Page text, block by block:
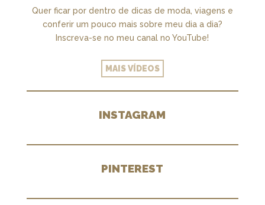
Quer ficar por dentro de dicas de moda, viagens e
conferir um pouco mais sobre meu dia a dia?
Inscreva-se no meu canal no YouTube!
MAIS VÍDEOS
INSTAGRAM
PINTEREST